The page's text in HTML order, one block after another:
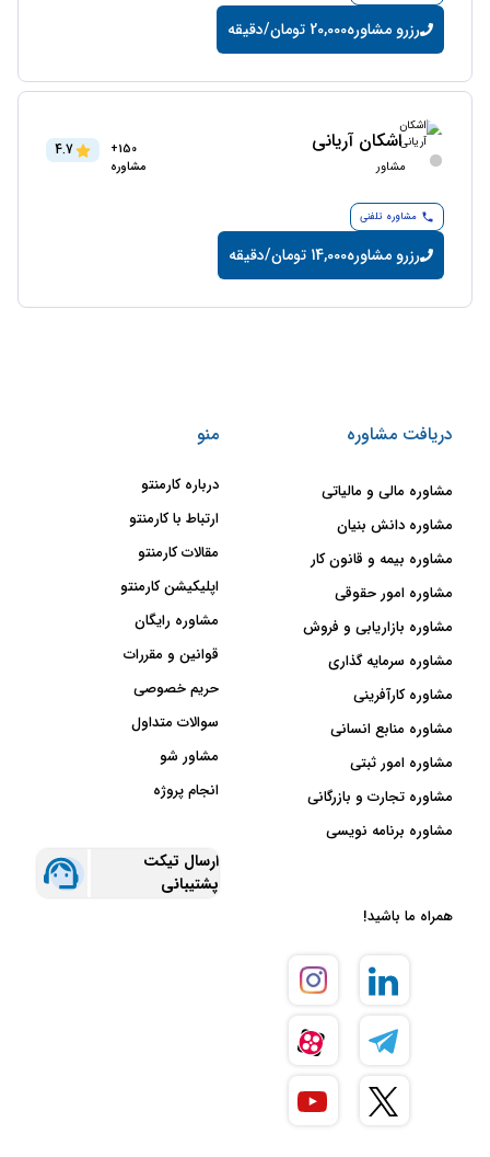
رزرو مشاوره20,000 تومان/دقیقه
اشکان آریانی
مشاور
150+
مشاوره
4.7
مشاوره تلفنی
رزرو مشاوره14,000 تومان/دقیقه
دریافت مشاوره
مشاوره مالی و مالیاتی
مشاوره دانش بنیان
مشاوره بیمه و قانون کار
مشاوره امور حقوقی
مشاوره بازاریابی و فروش
مشاوره سرمایه گذاری
مشاوره کارآفرینی
مشاوره منابع انسانی
مشاوره امور ثبتی
مشاوره تجارت و بازرگانی
مشاوره برنامه نویسی
منو
درباره کارمنتو
ارتباط با کارمنتو
مقالات کارمنتو
اپلیکیشن کارمنتو
مشاوره رایگان
قوانین و مقررات
حریم خصوصی
سوالات متداول
مشاور شو
انجام پروژه
ارسال تیکت
پشتیبانی
همراه ما باشید!